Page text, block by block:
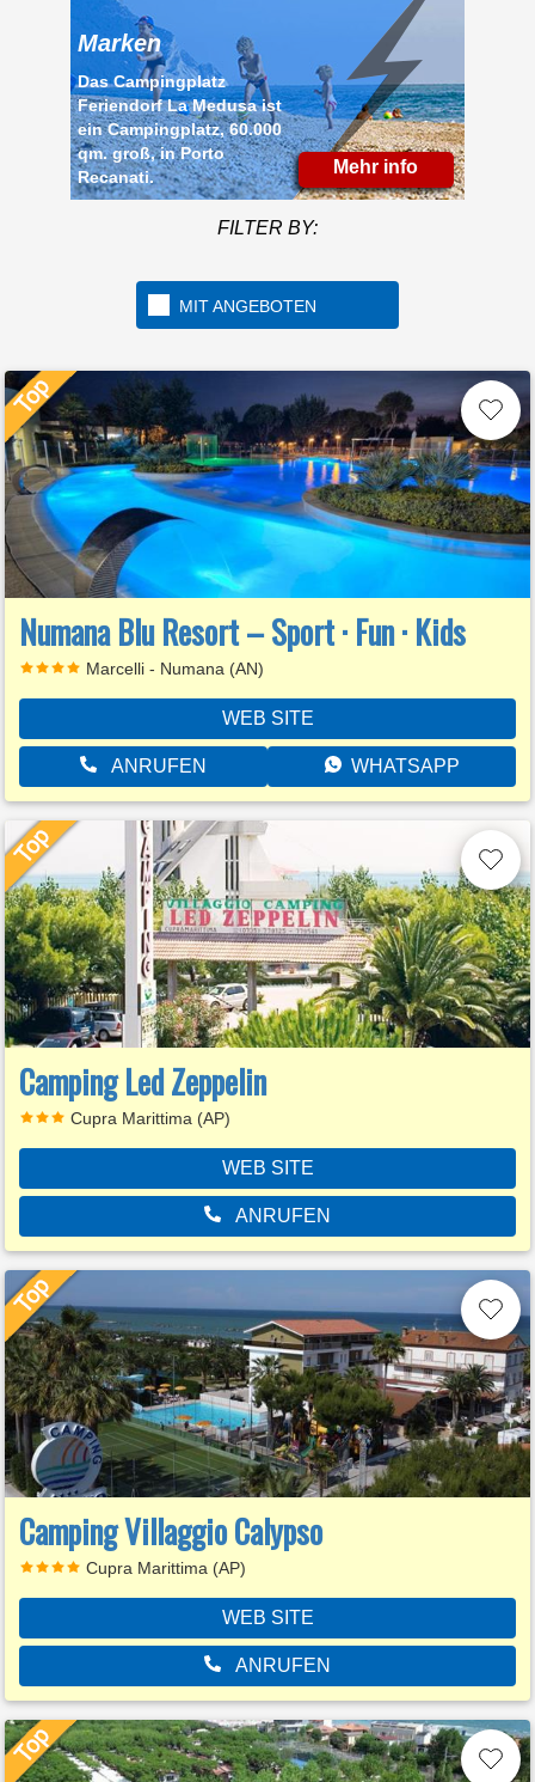
Marken
Das Campingplatz
Feriendorf La Medusa ist
ein Campingplatz, 60.000
qm. groß, in Porto
Recanati.
Mehr info
FILTER BY:
MIT ANGEBOTEN
Numana Blu Resort – Sport · Fun · Kids
Marcelli - Numana (AN)
WEB SITE
ANRUFEN WHATSAPP
Camping Led Zeppelin
Cupra Marittima (AP)
WEB SITE
ANRUFEN
Camping Villaggio Calypso
Cupra Marittima (AP)
WEB SITE
ANRUFEN